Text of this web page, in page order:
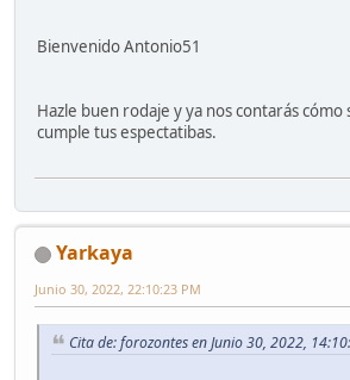
Bienvenido Antonio51
Hazle buen rodaje y ya nos contarás cómo
cumple tus espectatibas.
Yarkaya
Junio 30, 2022, 22:10:23 PM
Cita de: forozontes en Junio 30, 2022,